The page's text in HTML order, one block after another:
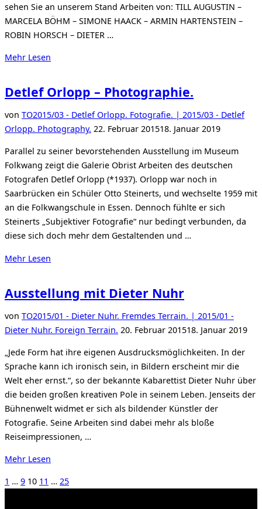
sehen Sie an unserem Stand Arbeiten von: TILL AUGUSTIN –
MARCELA BÖHM – SIMONE HAACK – ARMIN HARTENSTEIN –
ROBIN HORSCH – DIETER …
Mehr über
Karlsruhe
2015“
Lesen
Detlef Orlopp – Photographie.
von TO2015/03 - Detlef Orlopp. Fotografie. | 2015/03 - Detlef
Orlopp. Photography. Veröffentlicht
22. Februar 201518. Januar 2019
Parallel zu seiner bevorstehenden Ausstellung im Museum
Folkwang zeigt die Galerie Obrist Arbeiten des deutschen
Fotografen Detlef Orlopp (*1937). Orlopp war noch in
Saarbrücken ein Schüler Otto Steinerts, und wechselte 1959 mit
an die Folkwangschule in Essen. Dennoch fühlte er sich
Steinerts „Subjektiver Fotografie“ nur bedingt verbunden, da
diese sich doch mehr dem Gestaltenden und …
Mehr über
–
Photographie.“
Lesen
Ausstellung mit Dieter Nuhr
von TO2015/01 - Dieter Nuhr. Fremdes Terrain. | 2015/01 -
Dieter Nuhr. Foreign Terrain. Veröffentlicht
20. Februar 201518. Januar 2019
„Jede Form hat ihre eigenen Ausdrucksmöglichkeiten. In der
Sprache kann ich ironisch sein, in Bildern erscheint mir die
Welt eher ernst.“, so der bekannte Kabarettist Dieter Nuhr über
die beiden großen kreativen Pole in seinem Leben. Jenseits der
Bühnenwelt widmet er sich als bildender Künstler der
Fotografie. Seine Arbeiten sind dabei mehr als bloße
Reiseimpressionen, …
Mehr über
mit
Lesen
Seitennummerierung
1 … 9 10 11 … 25